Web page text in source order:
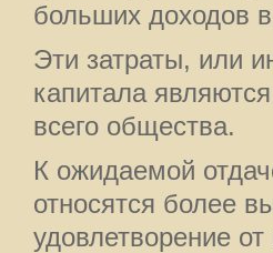
больших доходов
Эти затраты, или
капитала
всего общества.
К ожидаемой
относятся более
удовлетворение